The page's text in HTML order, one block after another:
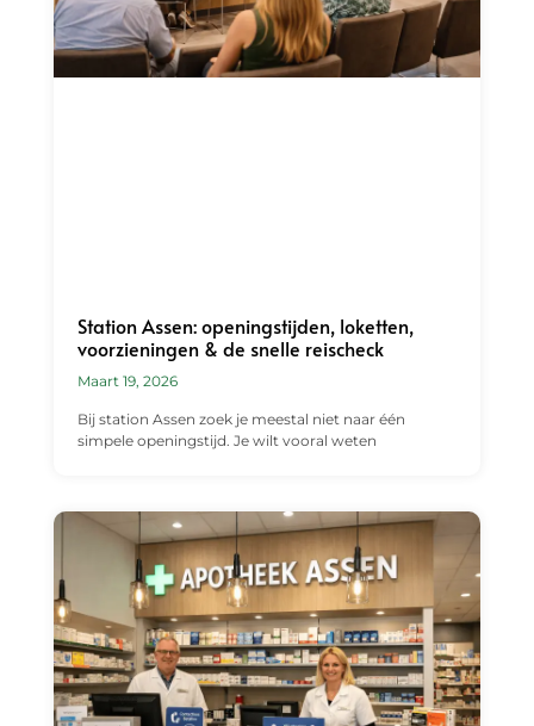
Station Assen: openingstijden, loketten,
voorzieningen & de snelle reischeck
Maart 19, 2026
Bij station Assen zoek je meestal niet naar één
simpele openingstijd. Je wilt vooral weten